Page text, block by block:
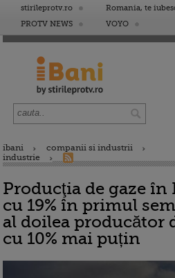
stirileprotv.ro Romania, te
PROTV NEWS
VOYO
ibani
companii si industrii
industrie
Producţia de gaze în
cu 19% în primul
al doilea producător
cu 10% mai puțin